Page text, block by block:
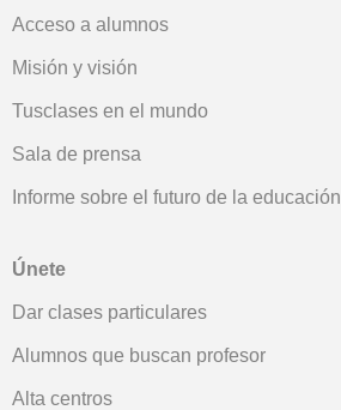
Acceso a alumnos
Misión y visión
Tusclases en el mundo
Sala de prensa
Informe sobre el futuro de la educación
Únete
Dar clases particulares
Alumnos que buscan profesor
Alta centros